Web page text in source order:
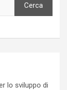
Cerca
lo sviluppo di